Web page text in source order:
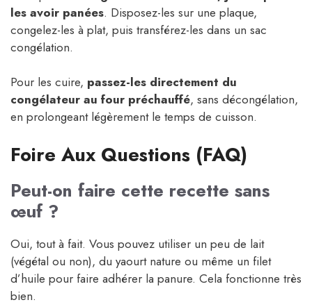
les avoir panées. Disposez-les sur une plaque,
congelez-les à plat, puis transférez-les dans un sac
congélation.
Pour les cuire, passez-les directement du
congélateur au four préchauffé, sans décongélation,
en prolongeant légèrement le temps de cuisson.
Foire Aux Questions (FAQ)
Peut-on faire cette recette sans
œuf ?
Oui, tout à fait. Vous pouvez utiliser un peu de lait
(végétal ou non), du yaourt nature ou même un filet
d’huile pour faire adhérer la panure. Cela fonctionne très
bien.